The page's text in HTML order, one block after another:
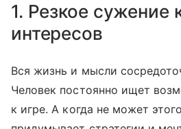
1. Резкое сужение
интересов
Вся жизнь и мысли
Человек постоянно ищет
к игре. А когда не может